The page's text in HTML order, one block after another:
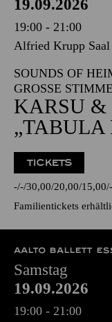
19.09.2026
19:00 - 21:00
Alfried Krupp Saal
SOUNDS OF
GROSSE STIMMEN
KARSU
„TABULA
TICKETS
- - 30,00 20,00 15,00 -
Familientickets
AALTO BALLETT
Samstag
19.09.2026
19:00 - 21:00